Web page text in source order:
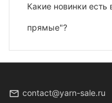
Какие новинки есть
прямые"?
contact@yarn-sale.ru